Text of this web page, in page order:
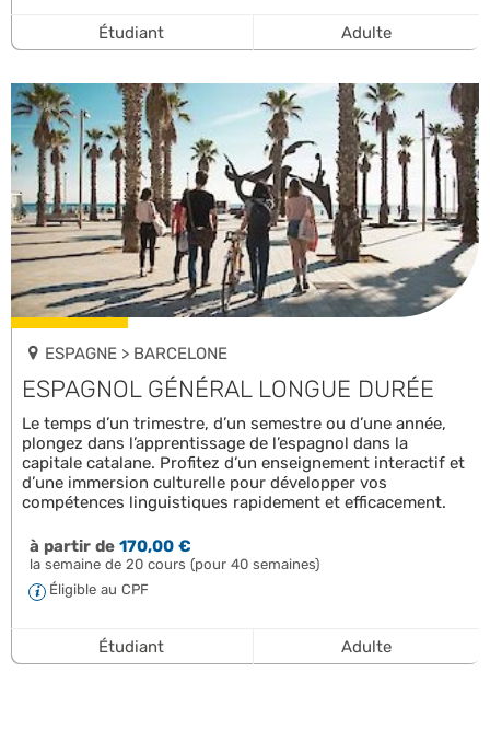
Étudiant Adulte
ESPAGNE > BARCELONE
ESPAGNOL GÉNÉRAL LONGUE DURÉE
Le temps d’un trimestre, d’un semestre ou d’une année,
plongez dans l’apprentissage de l’espagnol dans la
capitale catalane. Profitez d’un enseignement interactif et
d’une immersion culturelle pour développer vos
compétences linguistiques rapidement et efficacement.
à partir de170,00 €
la semaine de 20 cours (pour 40 semaines)
Éligible au CPF
Étudiant Adulte